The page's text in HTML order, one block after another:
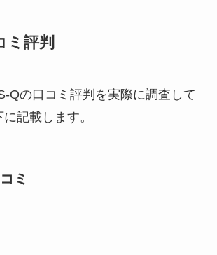
ミ評判
Qの口コミ評判を実際に調査して
記載します。
ミ